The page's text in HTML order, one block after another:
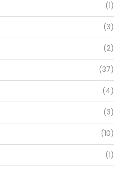
(1)
(3)
(2)
(37)
(4)
(3)
(10)
(1)